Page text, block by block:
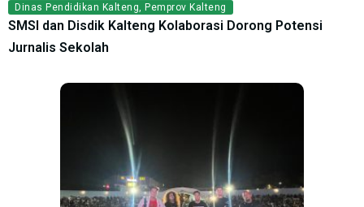
Dinas Pendidikan Kalteng, Pemprov Kalteng
SMSI dan Disdik Kalteng Kolaborasi Dorong Potensi
Jurnalis Sekolah